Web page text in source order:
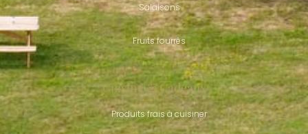
Salaisons
Fruits fourrés
Cuisine & Cadeaux
Produits frais à cuisiner